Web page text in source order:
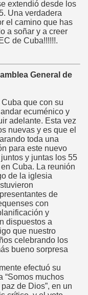
extendió desde los
Una verdadera
el camino que has
a soñar y a creer
de Cuba!!!!!!.
General de
que con su
ecuménico y
adelante. Esta vez
nuevas y es que el
toda una
para este nuevo
y juntas los 55
Cuba. La reunión
de la iglesia
de
con
y
dispuestos a
que nuestro
celebrando los
bueno sorpresa
efectuó su
“Somos muchos
de Dios”, en un